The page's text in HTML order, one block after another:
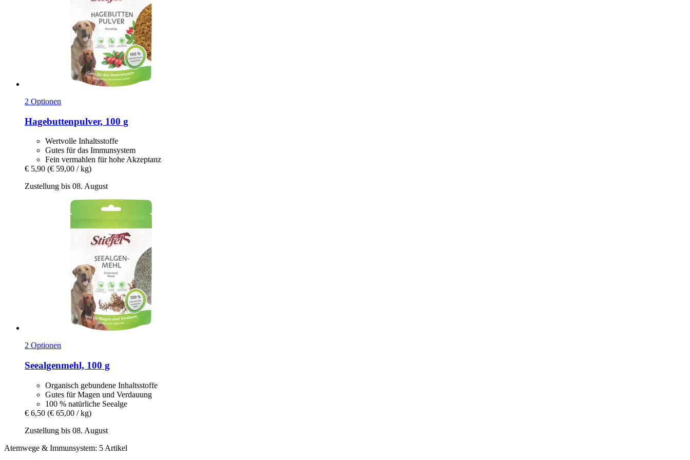
2 Optionen
Hagebuttenpulver, 100 g
Wertvolle Inhaltsstoffe
Gutes für das Immunsystem
Fein vermahlen für hohe Akzeptanz
€ 5,90 (€ 59,00 / kg)
Zustellung bis 08. August
2 Optionen
Seealgenmehl, 100 g
Organisch gebundene Inhaltsstoffe
Gutes für Magen und Verdauung
100 % natürliche Seealge
€ 6,50 (€ 65,00 / kg)
Zustellung bis 08. August
Atemwege & Immunsystem: 5 Artikel